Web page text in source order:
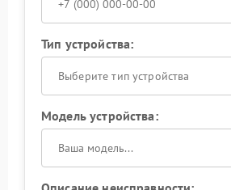
Тип устройства:
Выберите тип устройства
Модель устройства: